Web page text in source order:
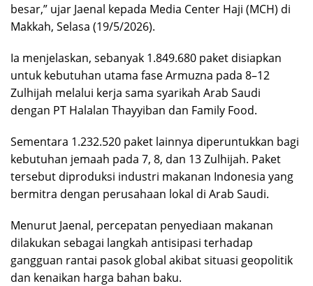
besar,” ujar Jaenal kepada Media Center Haji (MCH) di
Makkah, Selasa (19/5/2026).
Ia menjelaskan, sebanyak 1.849.680 paket disiapkan
untuk kebutuhan utama fase Armuzna pada 8–12
Zulhijah melalui kerja sama syarikah Arab Saudi
dengan PT Halalan Thayyiban dan Family Food.
Sementara 1.232.520 paket lainnya diperuntukkan bagi
kebutuhan jemaah pada 7, 8, dan 13 Zulhijah. Paket
tersebut diproduksi industri makanan Indonesia yang
bermitra dengan perusahaan lokal di Arab Saudi.
Menurut Jaenal, percepatan penyediaan makanan
dilakukan sebagai langkah antisipasi terhadap
gangguan rantai pasok global akibat situasi geopolitik
dan kenaikan harga bahan baku.